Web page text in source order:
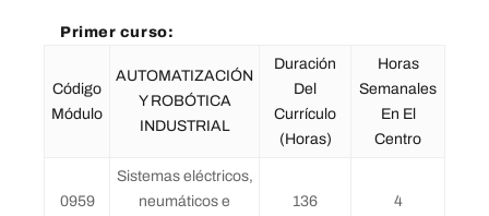
Primer curso:
Código
Módulo
AUTOMATIZACIÓN
Y ROBÓTICA
INDUSTRIAL
Duración
Del
Currículo
(horas)
Horas
Semanales
En El
Centro
0959
Sistemas eléctricos,
neumáticos e
136 4